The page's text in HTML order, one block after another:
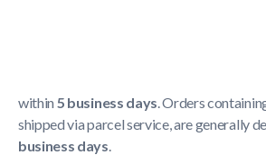
within 5 business days. Orders
shipped via parcel service, are generally
business days.